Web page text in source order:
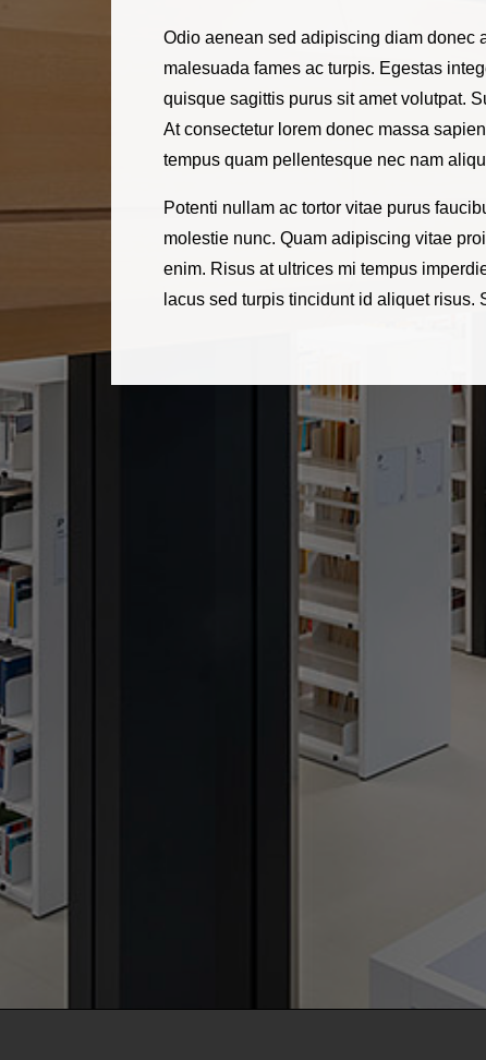
Odio aenean sed adipiscing diam donec
malesuada fames ac turpis. Egestas
quisque sagittis purus sit amet volutpat.
At consectetur lorem donec massa
tempus quam pellentesque nec nam
Potenti nullam ac tortor vitae purus
molestie nunc. Quam adipiscing vitae
enim. Risus at ultrices mi tempus
lacus sed turpis tincidunt id aliquet